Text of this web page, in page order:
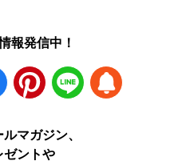
報発信中！
Pinterest LINE
マガジン、
ゼントや